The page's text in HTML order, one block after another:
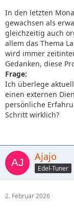
In den letzten
gewachsen als
gleichzeitig auch
allem das Thema
wird immer
Gedanken, diese
Frage:
Ich überlege
einen externen
persönliche
Schritt wirklich?
Ajajo
Edel-Tuner
2. Februar 2026